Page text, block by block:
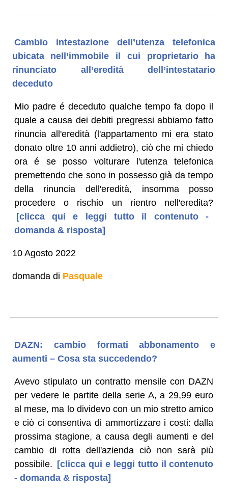
Cambio intestazione dell’utenza telefonica
ubicata nell’immobile il cui proprietario ha
rinunciato all’eredità dell’intestatario
deceduto
Mio padre é deceduto qualche tempo fa dopo il
quale a causa dei debiti pregressi abbiamo fatto
rinuncia all'eredità (l'appartamento mi era stato
donato oltre 10 anni addietro), ciò che mi chiedo
ora é se posso volturare l'utenza telefonica
premettendo che sono in possesso già da tempo
della rinuncia dell'eredità, insomma posso
procedere o rischio un rientro nell'eredita?
[clicca qui e leggi tutto il contenuto -
domanda & risposta]
10 Agosto 2022
domanda di Pasquale
DAZN: cambio formati abbonamento e
aumenti – Cosa sta succedendo?
Avevo stipulato un contratto mensile con DAZN
per vedere le partite della serie A, a 29,99 euro
al mese, ma lo dividevo con un mio stretto amico
e ciò ci consentiva di ammortizzare i costi: dalla
prossima stagione, a causa degli aumenti e del
cambio di rotta dell'azienda ciò non sarà più
possibile. [clicca qui e leggi tutto il contenuto
- domanda & risposta]